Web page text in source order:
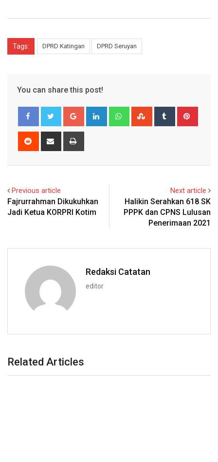
Tags: DPRD Katingan DPRD Seruyan
You can share this post!
Google+ LinkedIn WhatsappStumbleUpon
Tumblr
Reddit
Share
Previous article
Fajrurrahman Dikukuhkan
Jadi Ketua KORPRI Kotim
Next article
Halikin Serahkan 618 SK
PPPK dan CPNS Lulusan
Penerimaan 2021
Redaksi Catatan
editor
Related Articles